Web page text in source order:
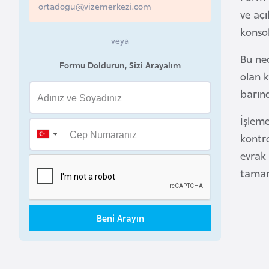
ve
Bu
olan
ortadogu@vizemerkezi.com
veya
Formu Doldurun, Sizi Arayalım
Beni Arayın
r
e
n
n
g
a